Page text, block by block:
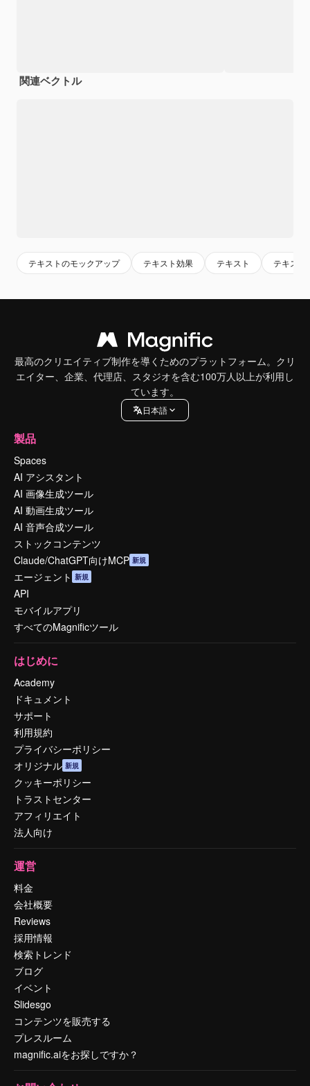
関連ベクトル
テキストのモックアップ テキスト効果 テキスト テキスト
最高のクリエイティブ制作を導くためのプラットフォーム。クリ
エイター、企業、代理店、スタジオを含む100万人以上が利用し
ています。
日本語
製品
Spaces
AI アシスタント
AI 画像生成ツール
AI 動画生成ツール
AI 音声合成ツール
ストックコンテンツ
Claude/ChatGPT向けMCP 新規
エージェント 新規
API
モバイルアプリ
すべてのMagnificツール
はじめに
Academy
ドキュメント
サポート
利用規約
プライバシーポリシー
オリジナル 新規
クッキーポリシー
トラストセンター
アフィリエイト
法人向け
運営
料金
会社概要
Reviews
採用情報
検索トレンド
ブログ
イベント
Slidesgo
コンテンツを販売する
プレスルーム
magnific.aiをお探しですか？